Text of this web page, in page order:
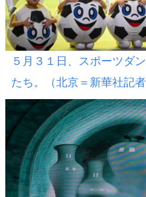
５月３１日、スポーツダ
たち。（北京＝新華社記者